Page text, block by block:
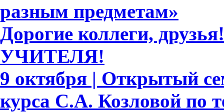
разным предметам»
Дорогие коллеги,
УЧИТЕЛЯ!
9 октября | Открытый
курса С.А. Козловой по